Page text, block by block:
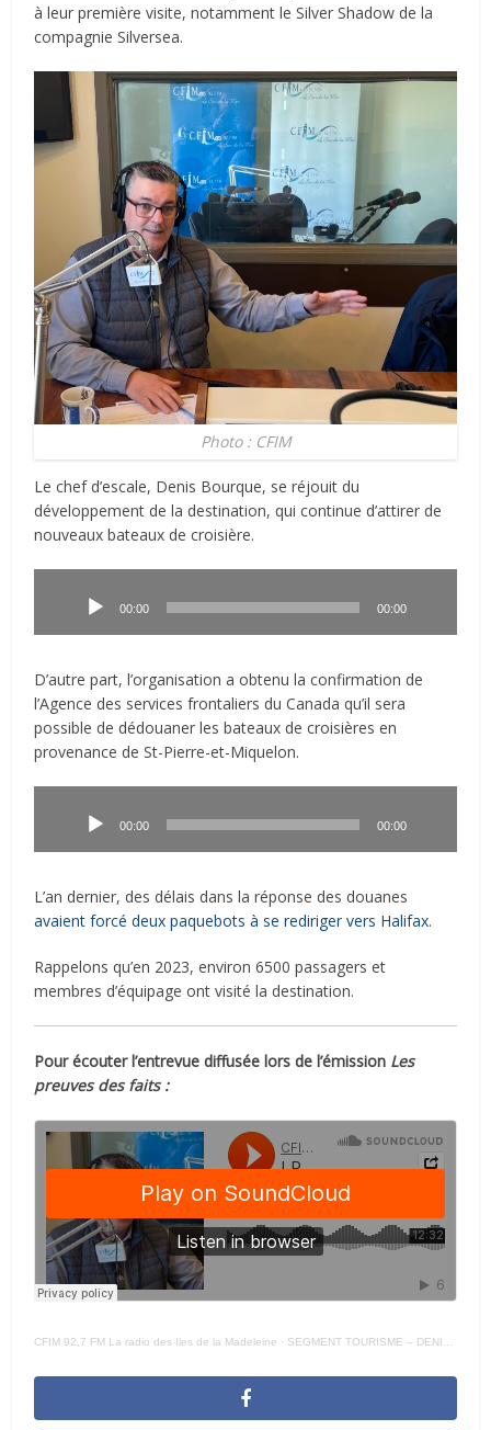
à leur première visite, notamment le Silver Shadow de la
compagnie Silversea.
Photo : CFIM
Le chef d’escale, Denis Bourque, se réjouit du
développement de la destination, qui continue d’attirer de
nouveaux bateaux de croisière.
00:00 00:00
D’autre part, l’organisation a obtenu la confirmation de
l’Agence des services frontaliers du Canada qu’il sera
possible de dédouaner les bateaux de croisières en
provenance de St-Pierre-et-Miquelon.
00:00 00:00
L’an dernier, des délais dans la réponse des douanes
avaient forcé deux paquebots à se rediriger vers Halifax.
Rappelons qu’en 2023, environ 6500 passagers et
membres d’équipage ont visité la destination.
Pour écouter l’entrevue diffusée lors de l’émission Les
preuves des faits :
CFIM 92,7 FM La radio des Iles de la Madeleine · SEGMENT TOURISME – DENIS BOURQUE ESCALE IDM 2024 – 04 – 11 –